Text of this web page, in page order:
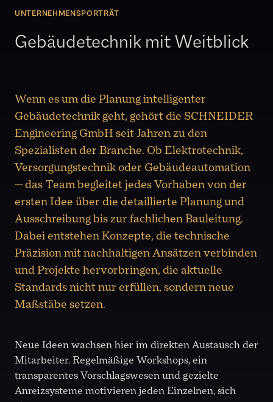
UNTERNEHMENSPORTRÄT
Gebäudetechnik mit Weitblick
Wenn es um die Planung intelligenter
Gebäudetechnik geht, gehört die SCHNEIDER
Engineering GmbH seit Jahren zu den
Spezialisten der Branche. Ob Elektrotechnik,
Versorgungstechnik oder Gebäudeautomation
— das Team begleitet jedes Vorhaben von der
ersten Idee über die detaillierte Planung und
Ausschreibung bis zur fachlichen Bauleitung.
Dabei entstehen Konzepte, die technische
Präzision mit nachhaltigen Ansätzen verbinden
und Projekte hervorbringen, die aktuelle
Standards nicht nur erfüllen, sondern neue
Maßstäbe setzen.
Neue Ideen wachsen hier im direkten Austausch der
Mitarbeiter. Regelmäßige Workshops, ein
transparentes Vorschlagswesen und gezielte
Anreizsysteme motivieren jeden Einzelnen, sich